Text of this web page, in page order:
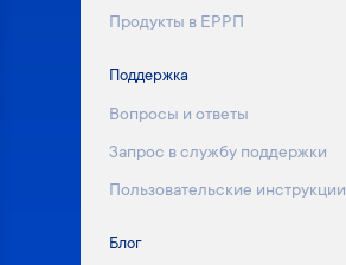
Продукты в ЕРРП
Поддержка
Вопросы и ответы
Запрос в службу поддержки
Пользовательские инструкции
Блог